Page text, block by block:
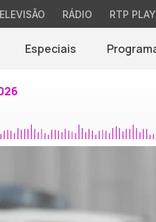
RÁDIO RTP PLAY
Especiais